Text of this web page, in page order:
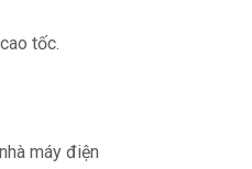
tốc.
máy điện